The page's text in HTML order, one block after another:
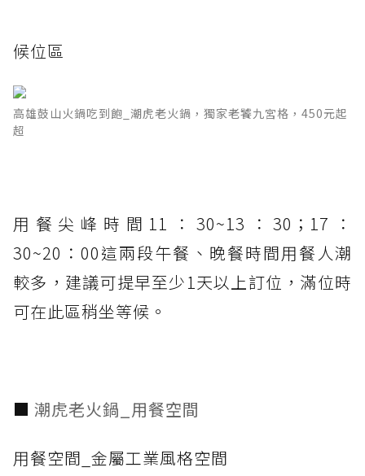
候位區
高雄鼓山火鍋吃到飽_潮虎老火鍋，獨家老饕九宮格，450元起
超
用餐尖峰時間11：30~13：30；17：
30~20：00這兩段午餐、晚餐時間用餐人潮
較多，建議可提早至少1天以上訂位，滿位時
可在此區稍坐等候。
■ 潮虎老火鍋_用餐空間
用餐空間_金屬工業風格空間